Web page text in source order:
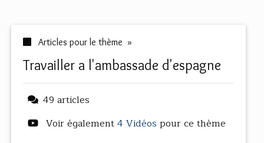
Articles pour le thème »
travailler a l'ambassade d'espagne
49 articles
Voir également4 Vidéos pour ce thème